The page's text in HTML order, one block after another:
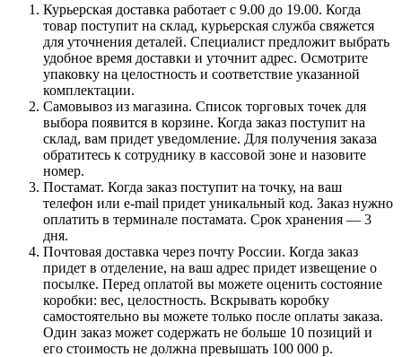
Курьерская доставка работает с 9.00 до 19.00. Когда
товар поступит на склад, курьерская служба свяжется
для уточнения деталей. Специалист предложит выбрать
удобное время доставки и уточнит адрес. Осмотрите
упаковку на целостность и соответствие указанной
комплектации.
Самовывоз из магазина. Список торговых точек для
выбора появится в корзине. Когда заказ поступит на
склад, вам придет уведомление. Для получения заказа
обратитесь к сотруднику в кассовой зоне и назовите
номер.
Постамат. Когда заказ поступит на точку, на ваш
телефон или e-mail придет уникальный код. Заказ нужно
оплатить в терминале постамата. Срок хранения — 3
дня.
Почтовая доставка через почту России. Когда заказ
придет в отделение, на ваш адрес придет извещение о
посылке. Перед оплатой вы можете оценить состояние
коробки: вес, целостность. Вскрывать коробку
самостоятельно вы можете только после оплаты заказа.
Один заказ может содержать не больше 10 позиций и
его стоимость не должна превышать 100 000 р.